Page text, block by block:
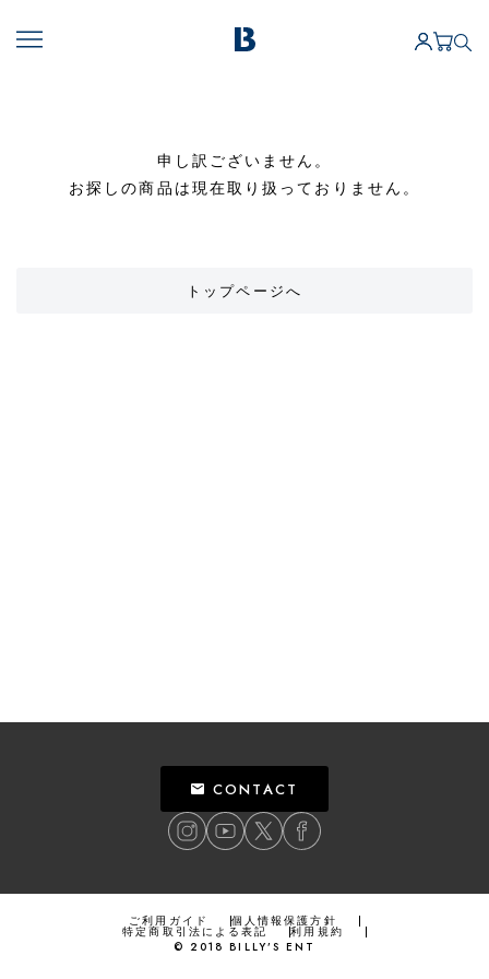
申し訳ございません。
お探しの商品は現在取り扱っておりません。
トップページへ
CONTACT
ご利用ガイド 個人情報保護方針
特定商取引法による表記
利用規約
© 2018 BILLY’S ENT